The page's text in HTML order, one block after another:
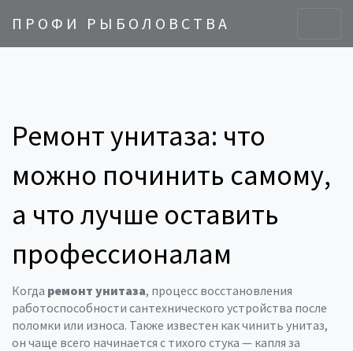
ПРОФИ РЫБОЛОВСТВА
Ремонт унитаза: что
можно починить самому,
а что лучше оставить
профессионалам
Когда ремонт унитаза, процесс восстановления
работоспособности сантехнического устройства после
поломки или износа. Также известен какчинить унитаз,
он чаще всего начинается с тихого стука — капля за